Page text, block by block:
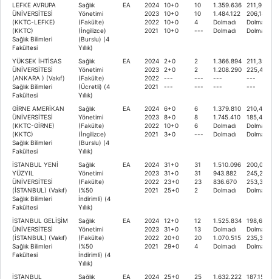
LEFKE AVRUPA
ÜNİVERSİTESİ
(KKTC-LEFKE)
(KKTC)
Sağlık Bilimleri
Fakültesi
Sağlık
Yönetimi
(Fakülte)
(İngilizce)
(Burslu) (4
Yıllık)
EA
2024
2023
2022
2021
10+0
10+0
10+0
10+0
10
10
4
---
1.359.636
1.484.122
Dolmadı
Dolmadı
211,9279
Dolmadı
Dolmadı
YÜKSEK İHTİSAS
ÜNİVERSİTESİ
(ANKARA ) (Vakıf)
Sağlık Bilimleri
Fakültesi
Sağlık
Yönetimi
(Fakülte)
(Ücretli) (4
Yıllık)
EA
2024
2023
2022
2021
2+0
2+0
---
---
2
2
---
---
1.366.894
1.208.290
---
---
---
---
GİRNE AMERİKAN
ÜNİVERSİTESİ
(KKTC-GİRNE)
(KKTC)
Sağlık Bilimleri
Fakültesi
Sağlık
Yönetimi
(Fakülte)
(İngilizce)
(Burslu) (4
Yıllık)
EA
2024
2023
2022
2021
6+0
8+0
10+0
3+0
6
8
6
---
1.379.810
1.745.410
Dolmadı
Dolmadı
Dolmadı
Dolmadı
İSTANBUL YENİ
YÜZYIL
ÜNİVERSİTESİ
(İSTANBUL) (Vakıf)
Sağlık Bilimleri
Fakültesi
Sağlık
Yönetimi
(Fakülte)
(%50
İndirimli) (4
Yıllık)
EA
2024
2023
2022
2021
31+0
31+0
23+0
25+0
31
31
23
2
1.510.096
943.882
836.670
Dolmadı
Dolmadı
İSTANBUL GELİŞİM
ÜNİVERSİTESİ
(İSTANBUL) (Vakıf)
Sağlık Bilimleri
Fakültesi
Sağlık
Yönetimi
(Fakülte)
(%50
İndirimli) (4
Yıllık)
EA
2024
2023
2022
2021
12+0
31+0
20+0
29+0
12
13
20
4
1.525.834
Dolmadı
1.070.515
Dolmadı
Dolmadı
Dolmadı
İSTANBUL
Sağlık
EA
2024
25+0
25
1.632.222
187,151